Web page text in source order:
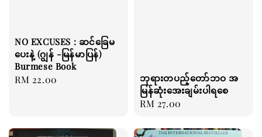
NO EXCUSES : ဆင်ခြေမ
ပေးနဲ့ (ဂျွန် -မြန်မာပြန်)
Burmese Book
Regular
RM 22.00
ဘုရားတပည့်တော်ဘဝ အ
မြန်ဆုံးအေးချမ်းပါရစေ
Regular
RM 27.00